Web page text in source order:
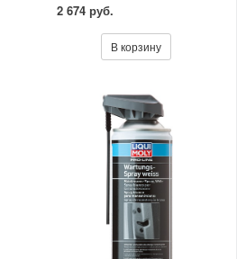
2 674 руб.
В корзину